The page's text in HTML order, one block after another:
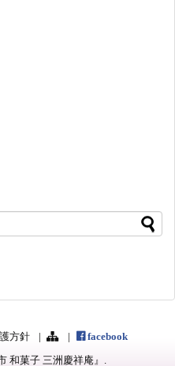
方針 facebook
和菓子 三洲慶祥庵』